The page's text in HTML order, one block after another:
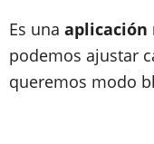
Es una aplicación
podemos ajustar
queremos modo